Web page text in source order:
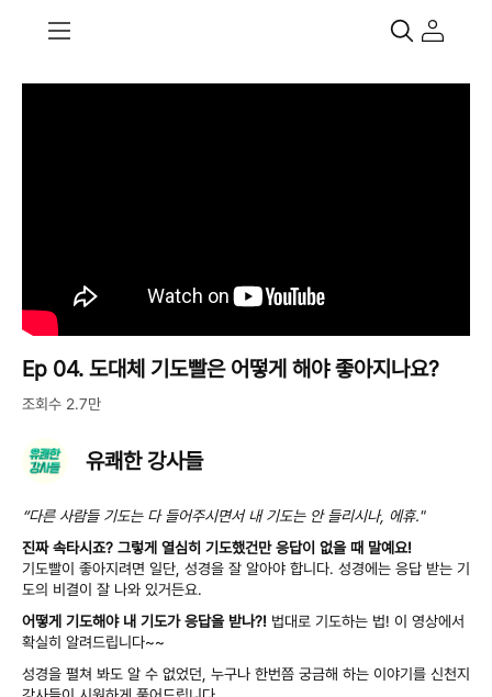
Ep 04. 도대체 기도빨은 어떻게 해야 좋아지나요?
조회수 2.7만
유쾌한 강사들
“다른 사람들 기도는 다 들어주시면서 내 기도는 안 들리시나, 에휴."
진짜 속타시죠? 그렇게 열심히 기도했건만 응답이 없을 때 말예요!
기도빨이 좋아지려면 일단, 성경을 잘 알아야 합니다. 성경에는 응답 받는 기
도의 비결이 잘 나와 있거든요.
어떻게 기도해야 내 기도가 응답을 받나?! 법대로 기도하는 법! 이 영상에서
확실히 알려드립니다~~
성경을 펼쳐 봐도 알 수 없었던, 누구나 한번쯤 궁금해 하는 이야기를 신천지